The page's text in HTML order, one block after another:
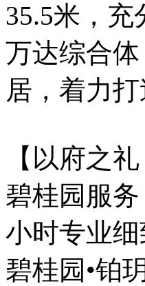
35.5米，
万达综合
居，着力打
【以府之
碧桂园服
小时专业细
碧桂园•铂